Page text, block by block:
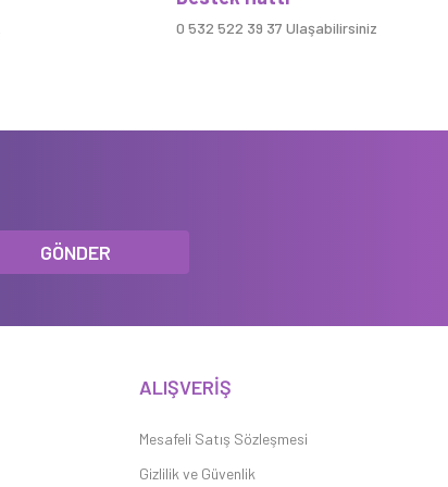
0 532 522 39 37 Ulaşabilirsiniz
GÖNDER
ALIŞVERİŞ
Mesafeli Satış Sözleşmesi
Gizlilik ve Güvenlik